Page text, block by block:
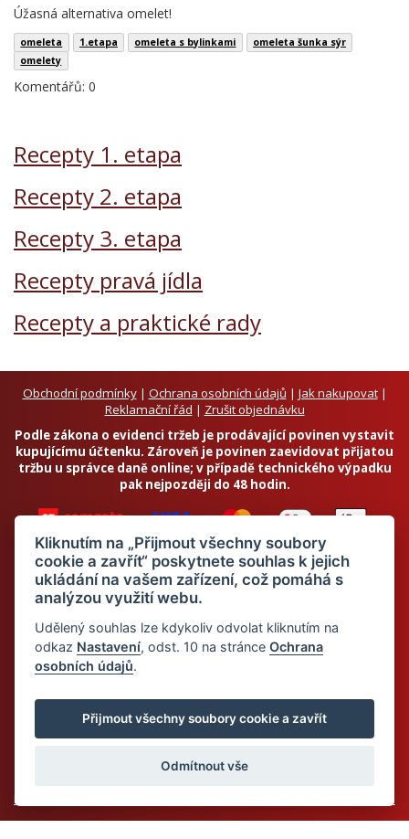
Úžasná alternativa omelet!
omeleta 1.etapa omeleta s bylinkami
omeleta šunka sýr
omelety
Komentářů: 0
Recepty 1. etapa
Recepty 2. etapa
Recepty 3. etapa
Recepty pravá jídla
Recepty a praktické rady
Obchodní podmínky| Ochrana osobních údajů | Jak nakupovat|
Reklamační řád | Zrušit objednávku
Podle zákona o evidenci tržeb je prodávající povinen vystavit
kupujícímu účtenku. Zároveň je povinen zaevidovat přijatou
tržbu u správce daně online; v případě technického výpadku
pak nejpozději do 48 hodin.
Chci odebírat newsletter
© 2026 Dietalegre - bílkovinná dieta pro zdravé hubnutí
Mapa stránek Crespo, s.r.o.
Kliknutím na „Přijmout všechny soubory
cookie a zavřít“ poskytnete souhlas k jejich
ukládání na vašem zařízení, což pomáhá s
analýzou využití webu.
Udělený souhlas lze kdykoliv odvolat kliknutím na
odkaz Nastavení, odst. 10 na stránceOchrana
osobních údajů.
Přijmout všechny soubory cookie a zavřít
Odmítnout vše